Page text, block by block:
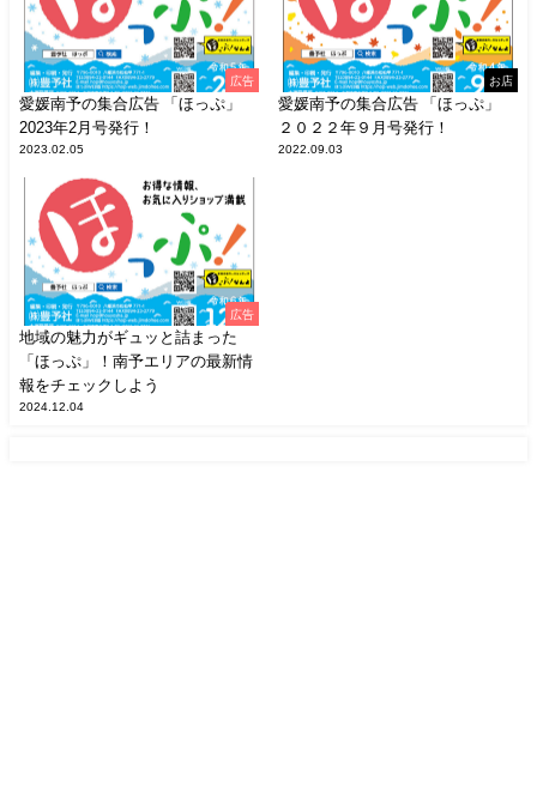
広告
愛媛南予の集合広告 「ほっぷ」
2023年2月号発行！
2023.02.05
お店
愛媛南予の集合広告 「ほっぷ」
２０２２年９月号発行！
2022.09.03
広告
地域の魅力がギュッと詰まった
「ほっぷ」！南予エリアの最新情
報をチェックしよう
2024.12.04